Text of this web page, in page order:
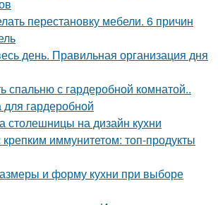
перестановку мебели. 6 причин
день. Правильная организация дня
спальню с гардеробной комнатой..
гардеробной
столешницы на дизайн кухни
иммунитетом: топ-продукты
и форму кухни при выборе